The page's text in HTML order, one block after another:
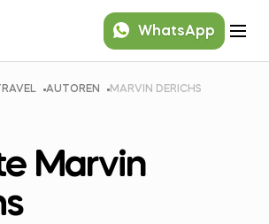
WhatsApp
AUTOREN MARVIN DERICHS
Marvin